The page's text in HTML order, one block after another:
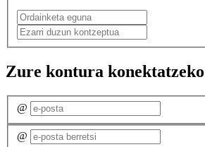
Zure kontura konektatzeko
@
@